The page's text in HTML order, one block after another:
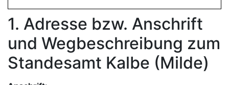
1. Adresse bzw. Anschrift
und Wegbeschreibung zum
Standesamt Kalbe (Milde)